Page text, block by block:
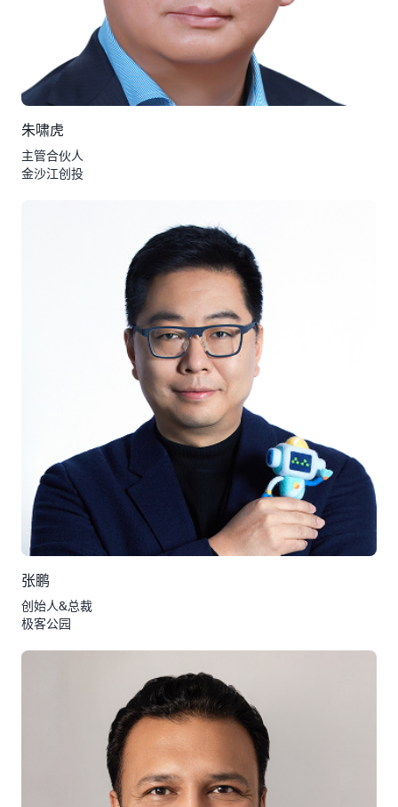
朱啸虎
主管合伙人
金沙江创投
张鹏
创始人&总裁
极客公园